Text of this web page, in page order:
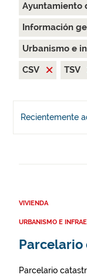
Ayuntamiento
Información
Urbanismo e
CSV
TSV
Recientemente
VIVIENDA
URBANISMO E
Parcelario
Parcelario